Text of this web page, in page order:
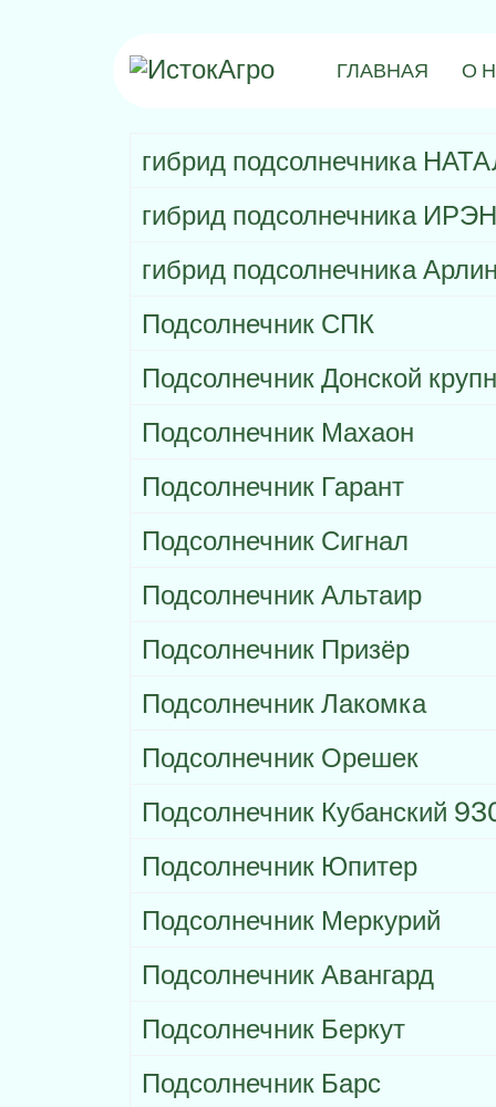
ГЛАВНАЯ О
гибрид подсолнечника
гибрид подсолнечника
гибрид подсолнечника
Подсолнечник СПК
Подсолнечник Донской
Подсолнечник Махаон
Подсолнечник Гарант
Подсолнечник Сигнал
Подсолнечник Альтаир
Подсолнечник Призёр
Подсолнечник Лакомка
Подсолнечник Орешек
Подсолнечник Кубанский
Подсолнечник Юпитер
Подсолнечник Меркурий
Подсолнечник Авангард
Подсолнечник Беркут
Подсолнечник Барс